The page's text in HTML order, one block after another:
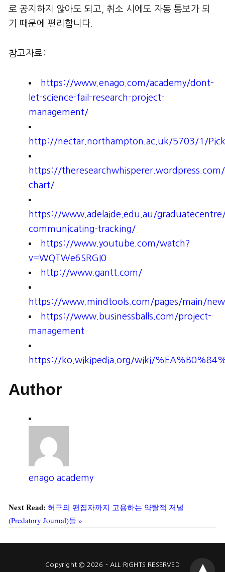
로 공지하지 않아도 되고, 취소 시에도 자동 통보가 되
기 때문에 편리합니다.
참고자료:
https://www.enago.com/academy/dont-
let-science-fail-research-project-
management/
http://nectar.northampton.ac.uk/5703/1/
https://
chart/
https://www.adelaide.edu.au/
communicating-tracking/
https://www.youtube.com/watch?
v=WQTWe6SRGI0
http://www.gantt.com/
https://www.mindtools.com/pages/main/
https://www.businessballs.com/project-
management
https://ko.wikipedia.org/wiki/
Author
enago academy
Next Read: 허구의 편집자까지 고용하는 약탈적 저널
(Predatory Journal)들 »
Copyright © 2026 - ALL RIGHTS RESERVED